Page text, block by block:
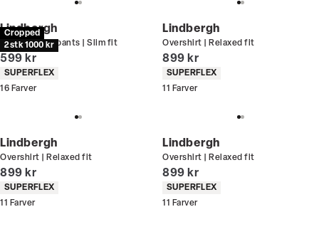
Cropped
2 stk 1000 kr
Lindbergh
Performance pants | Slim fit
I alt (inkl. rabat)
599 kr
Produkt egenskaber
SUPERFLEX
16 Farver
Lindbergh
Overshirt | Relaxed fit
I alt (inkl. rabat)
899 kr
Produkt egenskaber
SUPERFLEX
11 Farver
Lindbergh
Overshirt | Relaxed fit
I alt (inkl. rabat)
899 kr
Produkt egenskaber
SUPERFLEX
11 Farver
Lindbergh
Overshirt | Relaxed fit
I alt (inkl. rabat)
899 kr
Produkt egenskaber
SUPERFLEX
11 Farver